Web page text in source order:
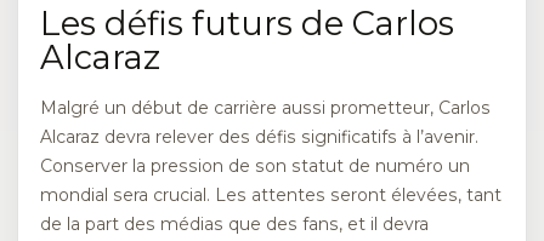
Les défis futurs de Carlos
Alcaraz
Malgré un début de carrière aussi prometteur, Carlos
Alcaraz devra relever des défis significatifs à l’avenir.
Conserver la pression de son statut de numéro un
mondial sera crucial. Les attentes seront élevées, tant
de la part des médias que des fans, et il devra